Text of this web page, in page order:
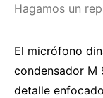
Hagamos un
El micrófono
condensador M
detalle